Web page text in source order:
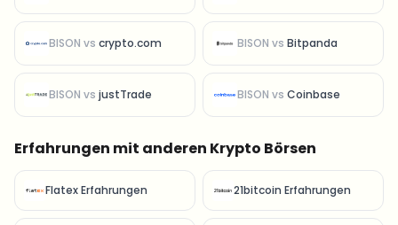
BISON vs crypto.com BISON vs Bitpanda
BISON vs justTrade BISON vs Coinbase
Erfahrungen mit anderen Krypto Börsen
Flatex Erfahrungen 21bitcoin Erfahrungen